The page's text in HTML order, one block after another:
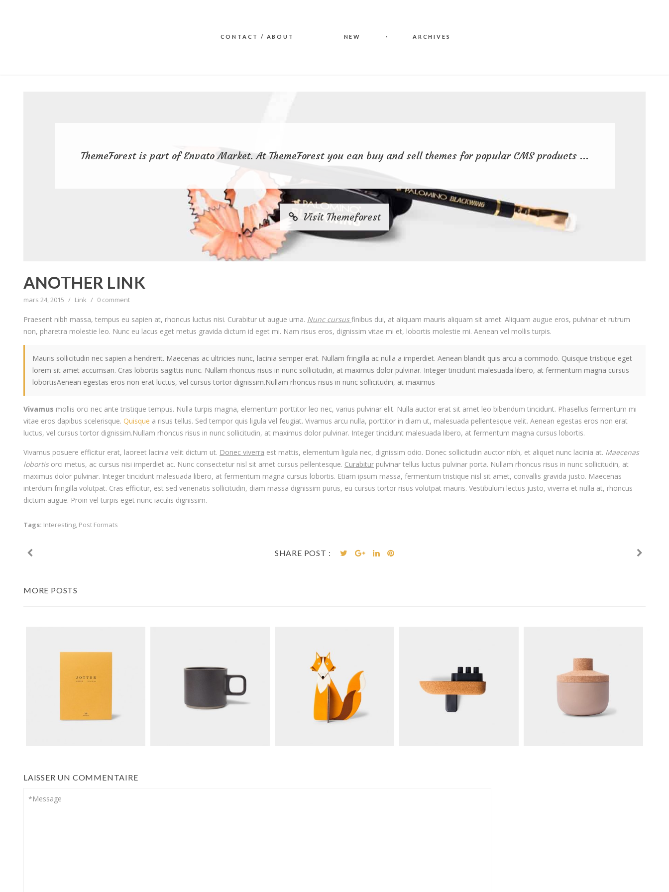
CONTACT / ABOUT NEW ARCHIVES
ThemeForest is part of Envato Market. At ThemeForest you can buy and sell themes for popular CMS products ...
Visit Themeforest
ANOTHER LINK
mars 24, 2015 / Link / 0 comment
Praesent nibh massa, tempus eu sapien at, rhoncus luctus nisi. Curabitur ut augue urna. Nunc cursus finibus dui, at aliquam mauris aliquam sit amet. Aliquam augue eros, pulvinar et rutrum
non, pharetra molestie leo. Nunc eu lacus eget metus gravida dictum id eget mi. Nam risus eros, dignissim vitae mi et, lobortis molestie mi. Aenean vel mollis turpis.
Mauris sollicitudin nec sapien a hendrerit. Maecenas ac ultricies nunc, lacinia semper erat. Nullam fringilla ac nulla a imperdiet. Aenean blandit quis arcu a commodo. Quisque tristique eget
lorem sit amet accumsan. Cras lobortis sagittis nunc. Nullam rhoncus risus in nunc sollicitudin, at maximus dolor pulvinar. Integer tincidunt malesuada libero, at fermentum magna cursus
lobortisAenean egestas eros non erat luctus, vel cursus tortor dignissim.Nullam rhoncus risus in nunc sollicitudin, at maximus
Vivamus mollis orci nec ante tristique tempus. Nulla turpis magna, elementum porttitor leo nec, varius pulvinar elit. Nulla auctor erat sit amet leo bibendum tincidunt. Phasellus fermentum mi
vitae eros dapibus scelerisque. Quisque a risus tellus. Sed tempor quis ligula vel feugiat. Vivamus arcu nulla, porttitor in diam ut, malesuada pellentesque velit. Aenean egestas eros non erat
luctus, vel cursus tortor dignissim.Nullam rhoncus risus in nunc sollicitudin, at maximus dolor pulvinar. Integer tincidunt malesuada libero, at fermentum magna cursus lobortis.
Vivamus posuere efficitur erat, laoreet lacinia velit dictum ut. Donec viverra est mattis, elementum ligula nec, dignissim odio. Donec sollicitudin auctor nibh, et aliquet nunc lacinia at. Maecenas
lobortisorci metus, ac cursus nisi imperdiet ac. Nunc consectetur nisl sit amet cursus pellentesque. Curabitur pulvinar tellus luctus pulvinar porta. Nullam rhoncus risus in nunc sollicitudin, at
maximus dolor pulvinar. Integer tincidunt malesuada libero, at fermentum magna cursus lobortis. Etiam ipsum massa, fermentum tristique nisl sit amet, convallis gravida justo. Maecenas
interdum fringilla volutpat. Cras efficitur, est sed venenatis sollicitudin, diam massa dignissim purus, eu cursus tortor risus volutpat mauris. Vestibulum lectus justo, viverra et nulla at, rhoncus
dictum augue. Proin vel turpis eget nunc iaculis dignissim.
Tags: Interesting, Post Formats
SHARE POST :
MORE POSTS
LAISSER UN COMMENTAIRE